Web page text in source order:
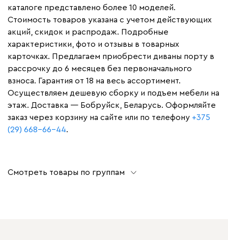
каталоге представлено более 10 моделей.
Стоимость товаров указана с учетом действующих
акций, скидок и распродаж. Подробные
характеристики, фото и отзывы в товарных
карточках. Предлагаем приобрести диваны порту в
рассрочку до 6 месяцев без первоначального
взноса. Гарантия от 18 на весь ассортимент.
Осуществляем дешевую сборку и подъем мебели на
этаж. Доставка — Бобруйск, Беларусь. Оформляйте
заказ через корзину на сайте или по телефону +375
(29) 668-66-44.
Смотреть товары по группам